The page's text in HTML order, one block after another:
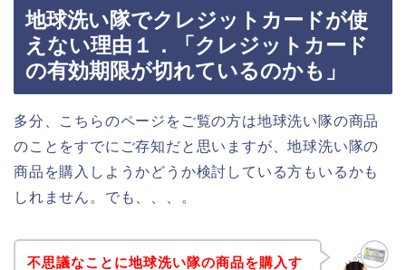
地球洗い隊でクレジットカードが使
えない理由１．「クレジットカード
の有効期限が切れているのかも」
多分、こちらのページをご覧の方は地球洗い隊の商品
のことをすでにご存知だと思いますが、地球洗い隊の
商品を購入しようかどうか検討している方もいるかも
しれません。でも、、、。
不思議なことに地球洗い隊の商品を購入す